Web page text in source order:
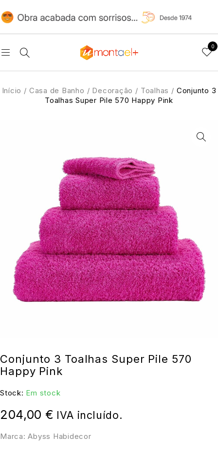
0
Início / Casa de Banho / Decoração / Toalhas / Conjunto 3
Toalhas Super Pile 570 Happy Pink
Conjunto 3 Toalhas Super Pile 570
Happy Pink
Stock: Em stock
Marca: Abyss Habidecor
204,00 € IVA incluído.